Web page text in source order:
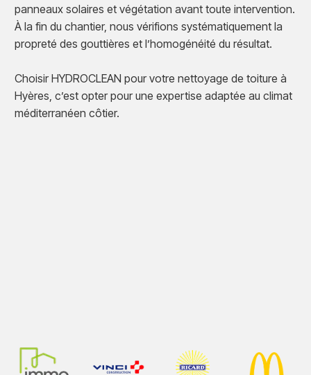
panneaux solaires et végétation avant toute intervention.
À la fin du chantier, nous vérifions systématiquement la
propreté des gouttières et l’homogénéité du résultat.
Choisir HYDROCLEAN pour votre nettoyage de toiture à
Hyères, c’est opter pour une expertise adaptée au climat
méditerranéen côtier.